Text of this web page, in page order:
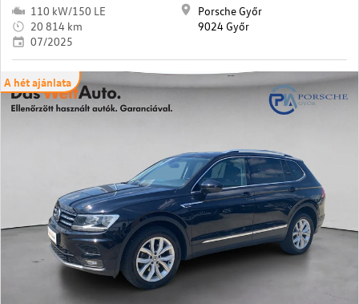
110 kW/150 LE
20 814 km
07/2025
Porsche Győr
9024 Győr
A hét ajánlata